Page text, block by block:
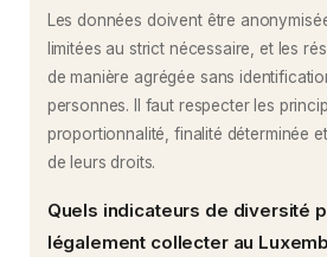
Les données doivent être
limitées au strict nécessaire, et les
de manière agrégée sans
personnes. Il faut respecter les
proportionnalité, finalité déterminée
de leurs droits.
Quels indicateurs de diversité
légalement collecter au